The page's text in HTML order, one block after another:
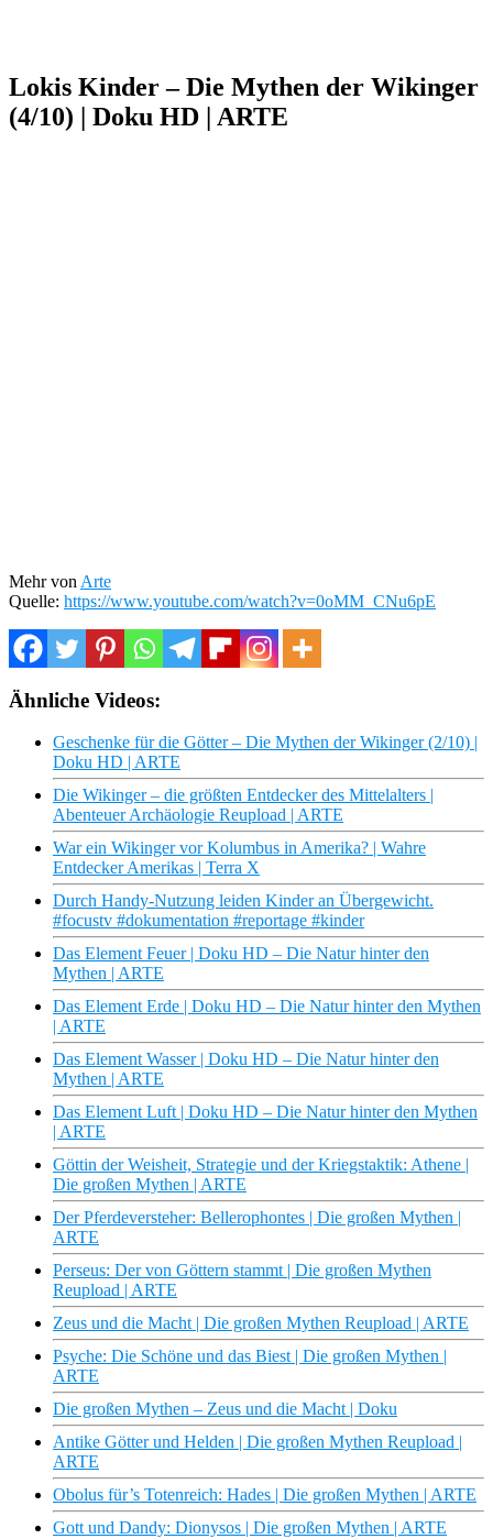
Lokis Kinder – Die Mythen der Wikinger
(4/10) | Doku HD | ARTE
Mehr von Arte
Quelle: https://www.youtube.com/watch?v=0oMM_CNu6pE
Ähnliche Videos:
Geschenke für die Götter – Die Mythen der Wikinger (2/10) |
Doku HD | ARTE
Die Wikinger – die größten Entdecker des Mittelalters |
Abenteuer Archäologie Reupload | ARTE
War ein Wikinger vor Kolumbus in Amerika? | Wahre
Entdecker Amerikas | Terra X
Durch Handy-Nutzung leiden Kinder an Übergewicht.
#focustv #dokumentation #reportage #kinder
Das Element Feuer | Doku HD – Die Natur hinter den
Mythen | ARTE
Das Element Erde | Doku HD – Die Natur hinter den Mythen
| ARTE
Das Element Wasser | Doku HD – Die Natur hinter den
Mythen | ARTE
Das Element Luft | Doku HD – Die Natur hinter den Mythen
| ARTE
Göttin der Weisheit, Strategie und der Kriegstaktik: Athene |
Die großen Mythen | ARTE
Der Pferdeversteher: Bellerophontes | Die großen Mythen |
ARTE
Perseus: Der von Göttern stammt | Die großen Mythen
Reupload | ARTE
Zeus und die Macht | Die großen Mythen Reupload | ARTE
Psyche: Die Schöne und das Biest | Die großen Mythen |
ARTE
Die großen Mythen – Zeus und die Macht | Doku
Antike Götter und Helden | Die großen Mythen Reupload |
ARTE
Obolus für’s Totenreich: Hades | Die großen Mythen | ARTE
Gott und Dandy: Dionysos | Die großen Mythen | ARTE